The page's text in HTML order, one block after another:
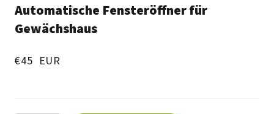
Automatische Fensteröffner für
Gewächshaus
€45  EUR